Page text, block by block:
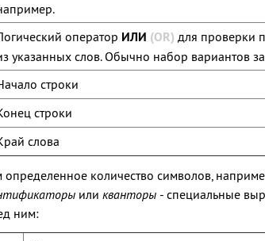
оператор ИЛИ (OR) для проверки
указанных слов. Обычно набор вариантов
строки
строки
слова
количество символов,
или кванторы - специальные
ним: